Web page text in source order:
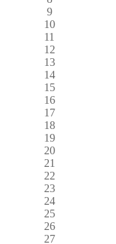
9
10
11
12
13
14
15
16
17
18
19
20
21
22
23
24
25
26
27